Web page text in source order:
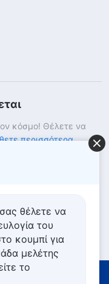
κόσμο! Θέλετε να
περισσότερα
θέλετε να
του
κουμπί για
μελέτης
το